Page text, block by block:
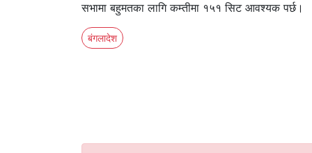
सभामा बहुमतका लागि कम्तीमा १५१ सिट आवश्यक पर्छ।
बंगलादेश